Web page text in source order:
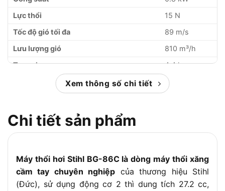
Lực thổi
15 N
Tốc độ gió tối đa
89 m/s
Lưu lượng gió
810 m³/h
Trọng lượng
4.4 kg
Dung tích bình nhiên liệu
0.44 lít
Xem thông số chi tiết
Chi tiết sản phẩm
Máy thổi hơi Stihl BG-86C là dòng máy thổi xăng
cầm tay chuyên nghiệp của thương hiệu Stihl
(Đức), sử dụng động cơ 2 thì dung tích 27.2 cc,